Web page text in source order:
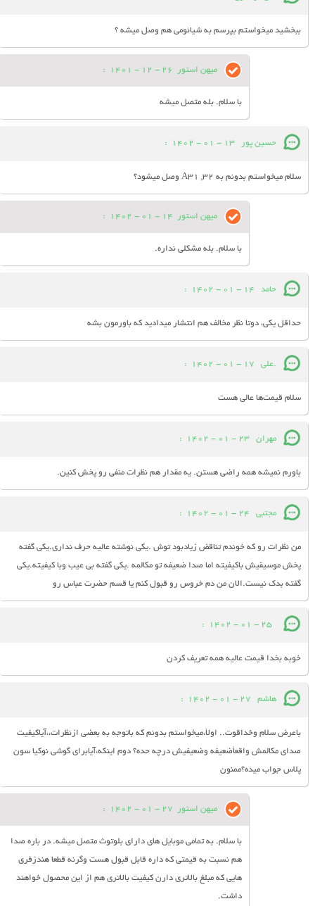
ببخشید میخواستم بپرسم به شیائومی هم وصل میشه ؟
میهن استور 26 - 12 - 1401
:
با سلام. بله متصل میشه
حسین پور 13 - 01 - 1402
:
سلام میخواستم بدونم به A31 ,32 وصل میشود؟
میهن استور 14 - 01 - 1402
:
با سلام. بله مشکلی نداره.
حامد 14 - 01 - 1402
:
حداقل یکی، دوتا نظر مخالف هم انتشار میدادید که باورمون بشه
.علی 17 - 01 - 1402
:
سلام قیمت‌ها عالی هست
مهران 23 - 01 - 1402
:
باورم نمیشه همه راضی هستن. یه مقدار هم نظرات منفی رو پخش کنین.
مجتبی 24 - 01 - 1402
:
من نظرات رو که خوندم تناقض زیادبود توش .یکی نوشته عالیه حرف نداری.یکی گفته
پخش موسیقیش باکیفیته اما صدا ضعیفه تو مکالمه .یکی گفته بی عیب وبا کیفیته.یکی
گفته بدک نیست.الان من دم خروس رو قبول کنم یا قسم حضرت عباس رو
25 - 01 - 1402
:
خوبه بخدا قیمت عالیه همه تعریف کردن
هاشم 27 - 01 - 1402
:
باعرض سلام وخداقوت.. اولأ،میخواستم بدونم که باتوجه به بعضی ازنظرات،،آیاکیفیت
صدای مکالمش واقعأضعیفه وضعیفیش درچه حده؟ دوم اینکه،آیابرای گوشی نوکیا سون
پلاس جواب میده؟ممنون
میهن استور 27 - 01 - 1402
:
با سلام. به تمامی موبایل های دارای بلوتوث متصل میشه. در باره صدا
هم نسبت به قیمتی که داره قابل قبول هست وگرنه قطعا هندزفری
هایی که مبلغ بالاتری دارن کیفیت بالاتری هم از این محصول خواهند
داشت.